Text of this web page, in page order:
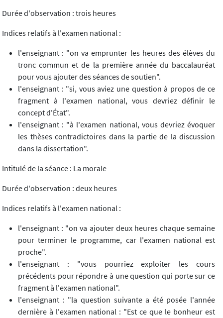
Durée d'observation : trois heures
Indices relatifs à l'examen national :
l'enseignant : "on va emprunter les heures des élèves du
tronc commun et de la première année du baccalauréat
pour vous ajouter des séances de soutien".
l'enseignant : "si, vous aviez une question à propos de ce
fragment à l'examen national, vous devriez définir le
concept d'État".
l'enseignant : "à l'examen national, vous devriez évoquer
les thèses contradictoires dans la partie de la discussion
dans la dissertation".
Intitulé de la séance : La morale
Durée d'observation : deux heures
Indices relatifs à l'examen national :
l'enseignant : "on va ajouter deux heures chaque semaine
pour terminer le programme, car l'examen national est
proche".
l'enseignant : "vous pourriez exploiter les cours
précédents pour répondre à une question qui porte sur ce
fragment à l'examen national".
l'enseignant : "la question suivante a été posée l'année
dernière à l'examen national : "Est ce que le bonheur est